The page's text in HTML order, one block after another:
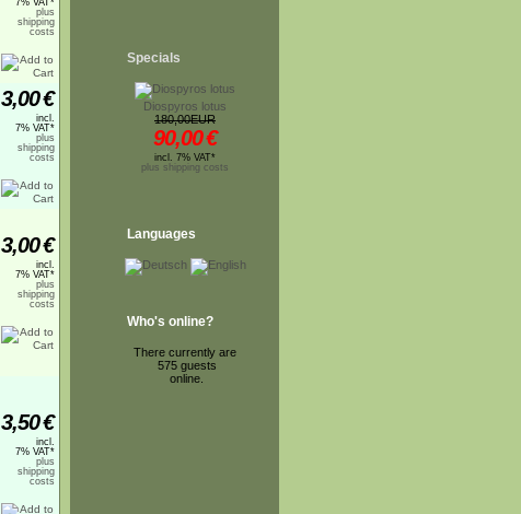
7% VAT*
plus
shipping
costs
3,00€
incl.
7% VAT*
plus
shipping
costs
3,00€
incl.
7% VAT*
plus
shipping
costs
3,50€
incl.
7% VAT*
plus
shipping
costs
Specials
Diospyros lotus
180,00EUR
90,00€
incl. 7% VAT*
plus shipping costs
Languages
Who's online?
There currently are
575 guests
online.